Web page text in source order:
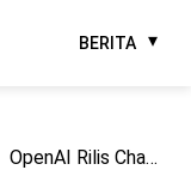
BERITA
OpenAI Rilis ChatGPT for Clinicians, AI Canggih untuk Bantu Dokter dan Tenaga Medis